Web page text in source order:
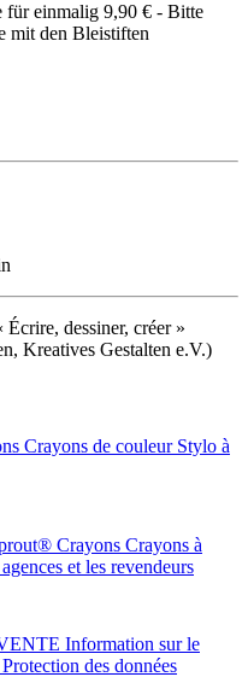
für einmalig 9,90 € - Bitte
mit den Bleistiften
dessiner, créer »
Kreatives Gestalten e.V.)
Crayons de couleur Stylo à
Crayons Crayons à
et les revendeurs
Information sur le
Protection des données